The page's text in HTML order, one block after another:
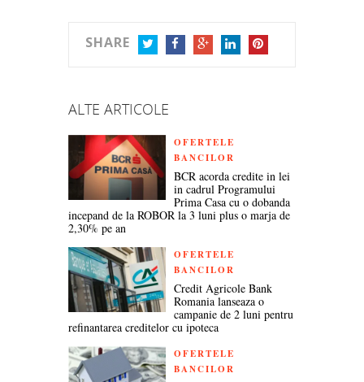
SHARE
ALTE ARTICOLE
OFERTELE
BANCILOR
BCR acorda credite in lei
in cadrul Programului
Prima Casa cu o dobanda
incepand de la ROBOR la 3 luni plus o marja de
2,30% pe an
OFERTELE
BANCILOR
Credit Agricole Bank
Romania lanseaza o
campanie de 2 luni pentru
refinantarea creditelor cu ipoteca
OFERTELE
BANCILOR